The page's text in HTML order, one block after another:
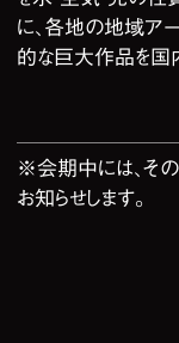
に、各地の地域ア
的な巨大作品を国
※会期中には、その
お知らせします。